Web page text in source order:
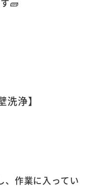
🧱
洗浄】
、作業に入ってい